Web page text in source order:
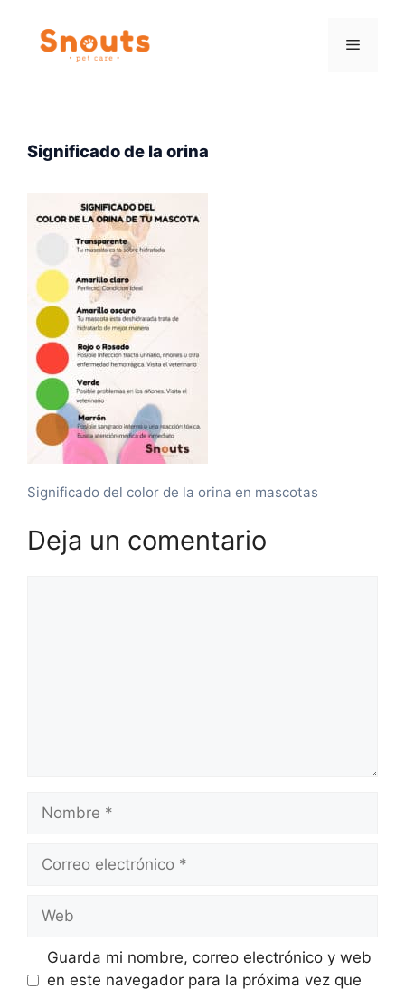
contenido
Menú
Significado de la orina
Significado del color de la orina en mascotas
Deja un comentario
Nombre
Correo
Web
Guarda mi nombre, correo electrónico y web
en este navegador para la próxima vez que